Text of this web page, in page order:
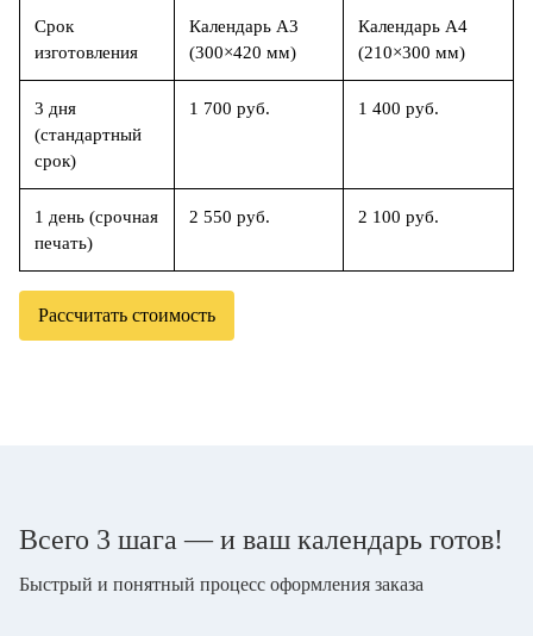
Срок
изготовления
Календарь А3
(300×420 мм)
Календарь А4
(210×300 мм)
3 дня
(стандартный
срок)
1 700 руб. 1 400 руб.
1 день (срочная
печать)
2 550 руб. 2 100 руб.
Рассчитать стоимость
Всего 3 шага — и ваш календарь готов!
Быстрый и понятный процесс оформления заказа